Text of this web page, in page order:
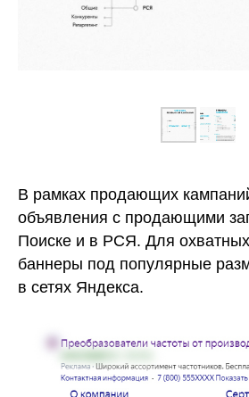
В рамках продающих
объявления с продающими
Поиске и в РСЯ. Для
баннеры под популярные
в сетях Яндекса.